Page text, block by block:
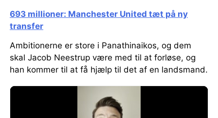
693 millioner: Manchester United tæt på ny
transfer
Ambitionerne er store i Panathinaikos, og dem
skal Jacob Neestrup være med til at forløse, og
han kommer til at få hjælp til det af en landsmand.